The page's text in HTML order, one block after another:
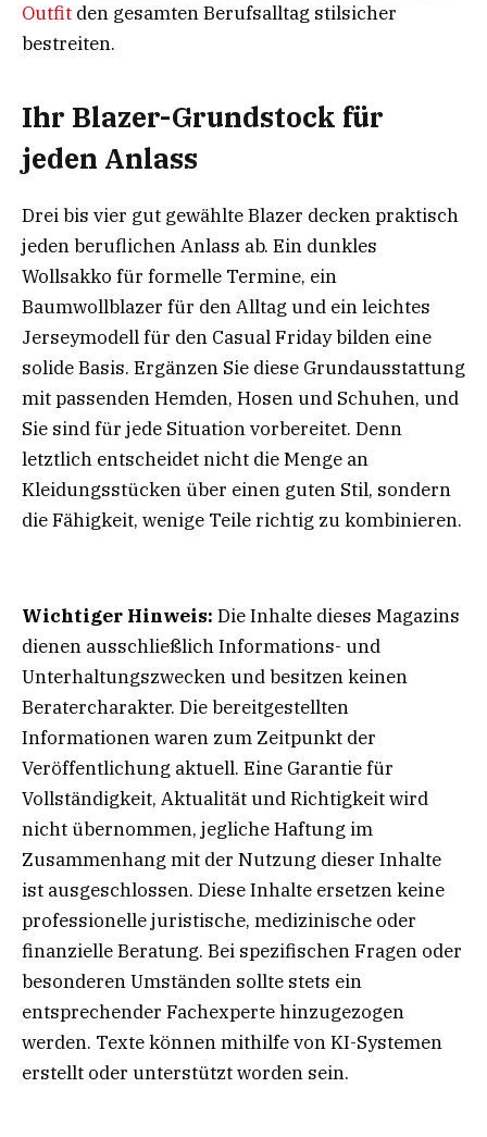
Outfit den gesamten Berufsalltag stilsicher
bestreiten.
Ihr Blazer-Grundstock für
jeden Anlass
Drei bis vier gut gewählte Blazer decken praktisch
jeden beruflichen Anlass ab. Ein dunkles
Wollsakko für formelle Termine, ein
Baumwollblazer für den Alltag und ein leichtes
Jerseymodell für den Casual Friday bilden eine
solide Basis. Ergänzen Sie diese Grundausstattung
mit passenden Hemden, Hosen und Schuhen, und
Sie sind für jede Situation vorbereitet. Denn
letztlich entscheidet nicht die Menge an
Kleidungsstücken über einen guten Stil, sondern
die Fähigkeit, wenige Teile richtig zu kombinieren.
Wichtiger Hinweis: Die Inhalte dieses Magazins
dienen ausschließlich Informations- und
Unterhaltungszwecken und besitzen keinen
Beratercharakter. Die bereitgestellten
Informationen waren zum Zeitpunkt der
Veröffentlichung aktuell. Eine Garantie für
Vollständigkeit, Aktualität und Richtigkeit wird
nicht übernommen, jegliche Haftung im
Zusammenhang mit der Nutzung dieser Inhalte
ist ausgeschlossen. Diese Inhalte ersetzen keine
professionelle juristische, medizinische oder
finanzielle Beratung. Bei spezifischen Fragen oder
besonderen Umständen sollte stets ein
entsprechender Fachexperte hinzugezogen
werden. Texte können mithilfe von KI-Systemen
erstellt oder unterstützt worden sein.